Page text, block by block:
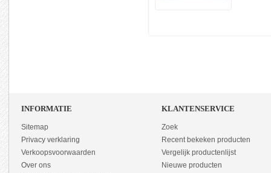
INFORMATIE
Sitemap
Privacy verklaring
Verkoopsvoorwaarden
Over ons
KLANTENSERVICE
Zoek
Recent bekeken producten
Vergelijk productenlijst
Nieuwe producten